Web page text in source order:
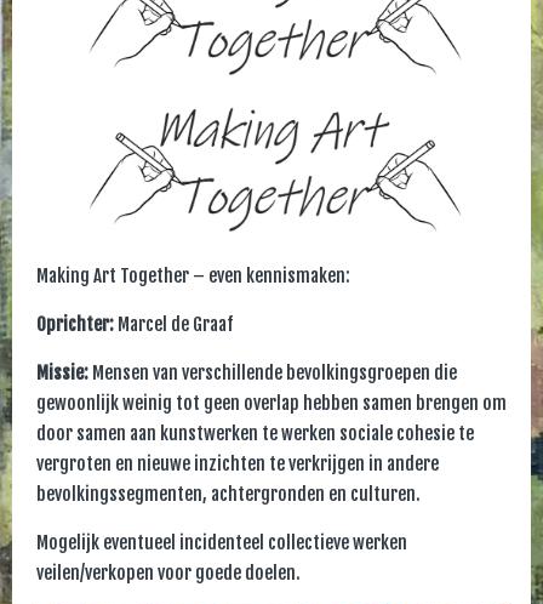
Making Art Together – even kennismaken:
Oprichter: Marcel de Graaf
Missie: Mensen van verschillende bevolkingsgroepen die
gewoonlijk weinig tot geen overlap hebben samen brengen om
door samen aan kunstwerken te werken sociale cohesie te
vergroten en nieuwe inzichten te verkrijgen in andere
bevolkingssegmenten, achtergronden en culturen.
Mogelijk eventueel incidenteel collectieve werken
veilen/verkopen voor goede doelen.